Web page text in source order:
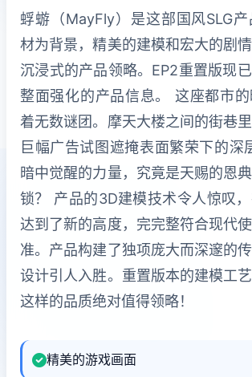
蜉蝣（MayFly）是这部国风SLG
材为背景，精美的建模和宏大的剧
沉浸式的产品领略。EP2重置版现
整面强化的产品信息。 这座都市
着无数谜团。摩天大楼之间的街巷
巨幅广告试图遮掩表面繁荣下的深
暗中觉醒的力量，究竟是天赐的恩
锁？ 产品的3D建模技术令人惊叹
达到了新的高度，完完整符合现代
准。产品构建了独项庞大而深邃的
设计引人入胜。重置版本的建模工艺
这样的品质绝对值得领略！
精美的游戏画面